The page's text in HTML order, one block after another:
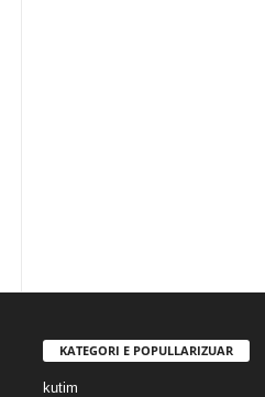
KATEGORI E POPULLARIZUAR
kutim